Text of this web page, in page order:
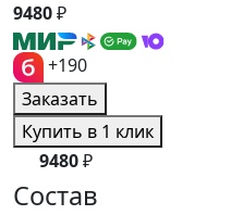
9480₽
+190
Заказать
Купить в 1 клик
9480₽
Состав